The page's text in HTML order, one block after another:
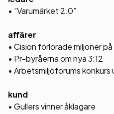
• ”Varumärket 2.0”
affärer
• Cision förlorade miljoner
• Pr-byråerna om nya 3:12
• Arbetsmiljöforums konkurs
kund
• Gullers vinner åklagare